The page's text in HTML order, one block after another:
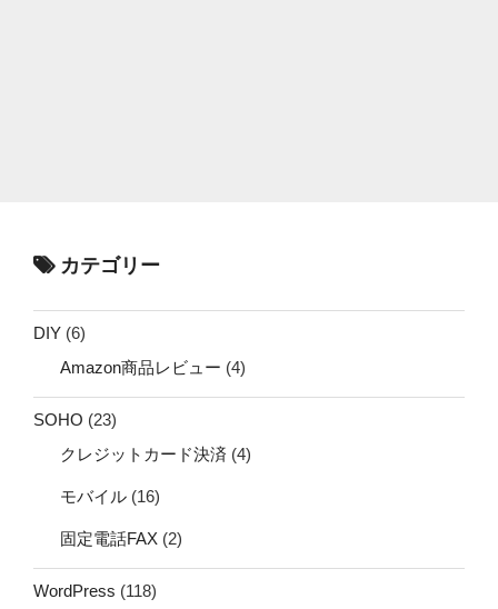
カテゴリー
DIY (6)
Amazon商品レビュー (4)
SOHO (23)
クレジットカード決済 (4)
モバイル (16)
固定電話FAX (2)
WordPress (118)